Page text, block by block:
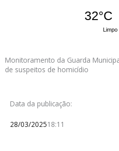
32°C
Limpo
Monitoramento da Guarda
de suspeitos de homicídio
Data da publicação:
28/03/202518:11